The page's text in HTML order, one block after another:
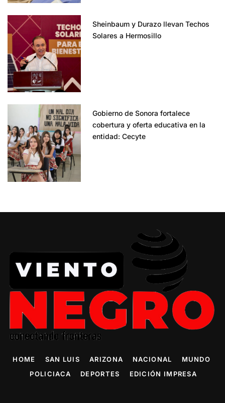
Sheinbaum y Durazo llevan Techos
Solares a Hermosillo
Gobierno de Sonora fortalece
cobertura y oferta educativa en la
entidad: Cecyte
HOME SAN LUIS ARIZONA NACIONAL
MUNDO
POLICIACA
DEPORTES EDICIÓN IMPRESA